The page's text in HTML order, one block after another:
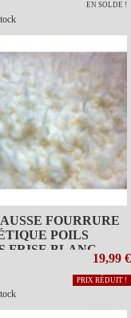
EN SOLDE !
FOURRURE
POILS
FRISE BLANC
19,99 €
PRIX RÉDUIT !